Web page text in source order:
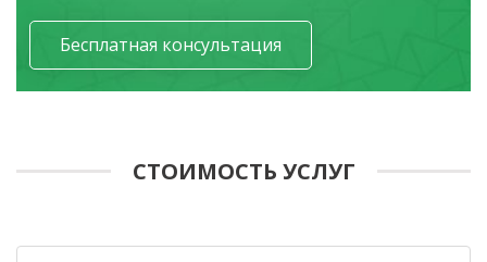
Бесплатная консультация
СТОИМОСТЬ УСЛУГ